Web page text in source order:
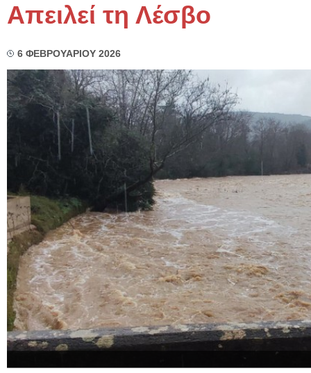
Απειλεί τη Λέσβο
6 ΦΕΒΡΟΥΑΡΙΟΥ 2026